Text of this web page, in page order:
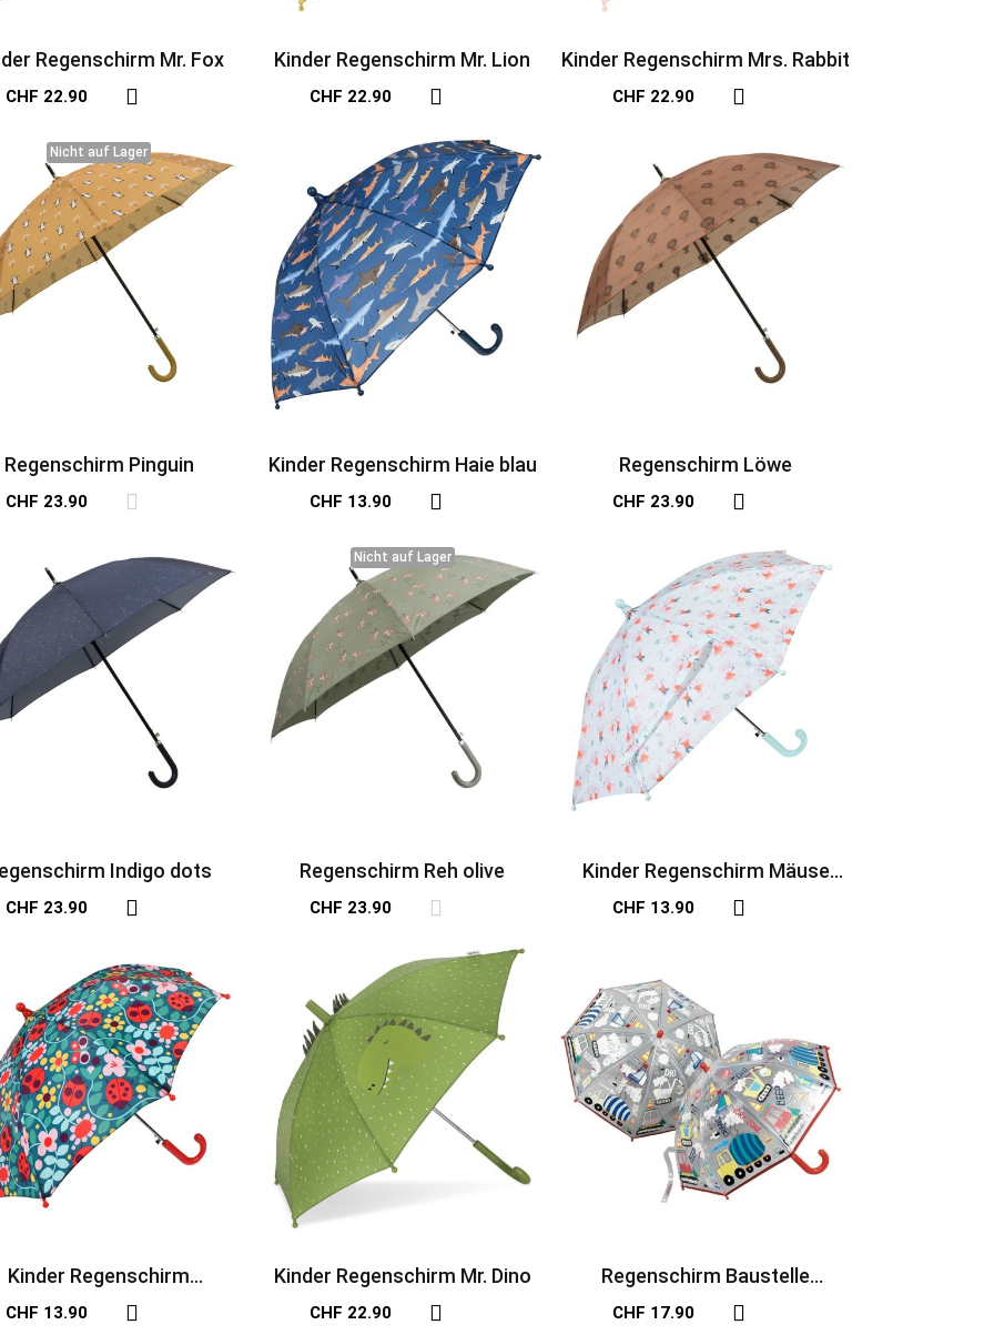
Regenschirm Mr. Fox
CHF 22.90
Kinder Regenschirm Mr. Lion
CHF 22.90
Kinder Regenschirm Mrs. Rabbit
CHF 22.90
Nicht auf Lager
Nicht auf Lager
Regenschirm Pinguin
CHF 23.90
Kinder Regenschirm Haie blau
CHF 13.90
Regenschirm Löwe
CHF 23.90
Indigo dots
CHF 23.90
Nicht auf Lager
Nicht auf Lager
Regenschirm Reh olive
CHF 23.90
Kinder Regenschirm Mäuse
Mimi und Milo
CHF 13.90
Kinder Regenschirm
Marienkäfer
CHF 13.90
Kinder Regenschirm Mr. Dino
CHF 22.90
Regenschirm Baustelle
farbwechselnd
CHF 17.90